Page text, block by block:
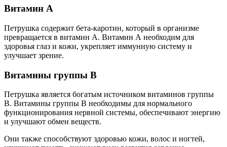
Витамин А
Петрушка содержит бета-каротин, который в организме
превращается в витамин А. Витамин А необходим для
здоровья глаз и кожи, укрепляет иммунную систему и
улучшает зрение.
Витамины группы В
Петрушка является богатым источником витаминов группы
В. Витамины группы В необходимы для нормального
функционирования нервной системы, обеспечивают энергию
и улучшают обмен веществ.
Они также способствуют здоровью кожи, волос и ногтей,